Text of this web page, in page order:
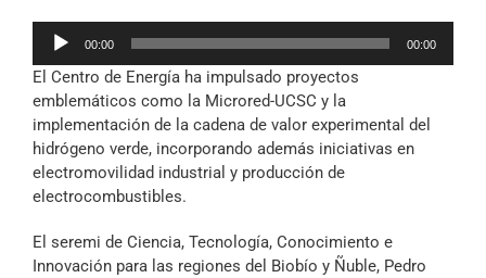
Reproductor
audio
00:00 00:00
El Centro de Energía ha impulsado proyectos
emblemáticos como la Microred-UCSC y la
implementación de la cadena de valor experimental del
hidrógeno verde, incorporando además iniciativas en
electromovilidad industrial y producción de
electrocombustibles.
El seremi de Ciencia, Tecnología, Conocimiento e
Innovación para las regiones del Biobío y Ñuble, Pedro